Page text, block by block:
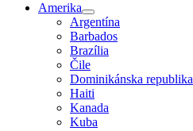
Amerika
Argentína
Barbados
Brazília
Čile
Dominikánska republika
Haiti
Kanada
Kuba